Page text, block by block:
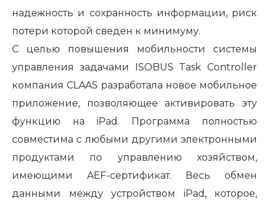
надежность и сохранность информации, риск
потери которой сведен к минимуму.
С целью повышения мобильности системы
управления задачами ISOBUS Task Controller
компания CLAAS разработала новое мобильное
приложение, позволяющее активировать эту
функцию на iPad. Программа полностью
совместима с любыми другими электронными
продуктами по управлению хозяйством,
имеющими AEF-сертификат. Весь обмен
данными между устройством iPad, которое,